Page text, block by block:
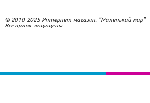
© 2010-2025 Интернет-магазин. "Маленький мир"
Все права защищены